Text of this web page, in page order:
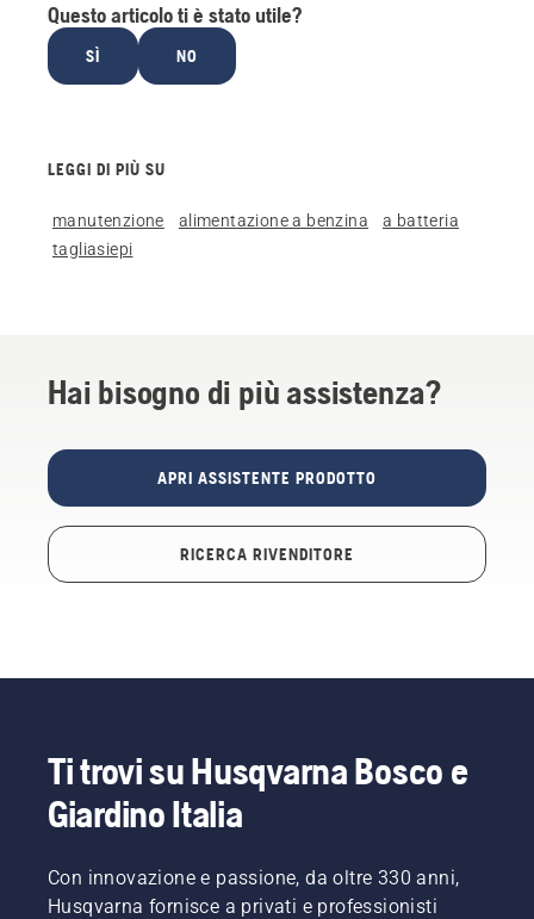
Questo articolo ti è stato utile?
SÌ NO
LEGGI DI PIÙ SU
manutenzione alimentazione a benzina
a batteria
tagliasiepi
Hai bisogno di più assistenza?
APRI ASSISTENTE PRODOTTO
RICERCA RIVENDITORE
Ti trovi su Husqvarna Bosco e
Giardino Italia
Con innovazione e passione, da oltre 330 anni,
Husqvarna fornisce a privati e professionisti